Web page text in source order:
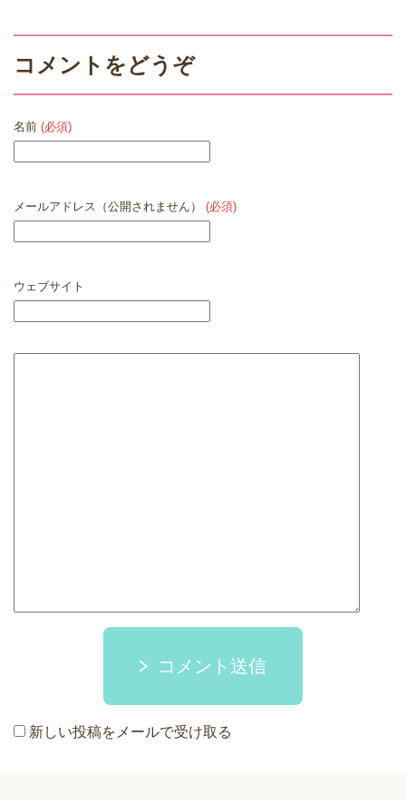
コメントをどうぞ
名前 (必須)
メールアドレス（公開されません） (必須)
ウェブサイト
コメント送信
新しい投稿をメールで受け取る